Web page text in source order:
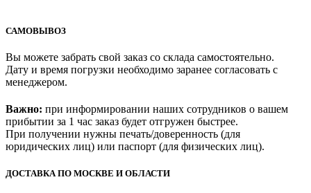
САМОВЫВОЗ
Вы можете забрать свой заказ со склада самостоятельно.
Дату и время погрузки необходимо заранее согласовать с
менеджером.
Важно: при информировании наших сотрудников о вашем
прибытии за 1 час заказ будет отгружен быстрее.
При получении нужны печать/доверенность (для
юридических лиц) или паспорт (для физических лиц).
ДОСТАВКА ПО МОСКВЕ И ОБЛАСТИ